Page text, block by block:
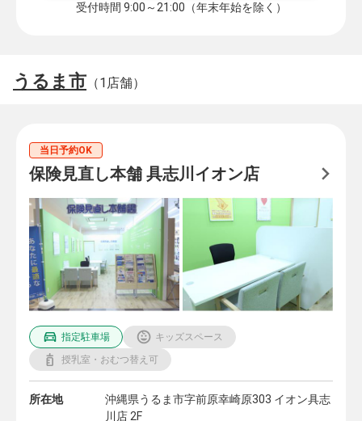
受付時間 9:00～21:00（年末年始を除く）
うるま市 （1店舗）
当日予約OK
保険見直し本舗 具志川イオン店
指定駐車場
キッズスペース
授乳室・おむつ替え可
所在地
沖縄県うるま市字前原幸崎原303 イオン具志
川店 2F